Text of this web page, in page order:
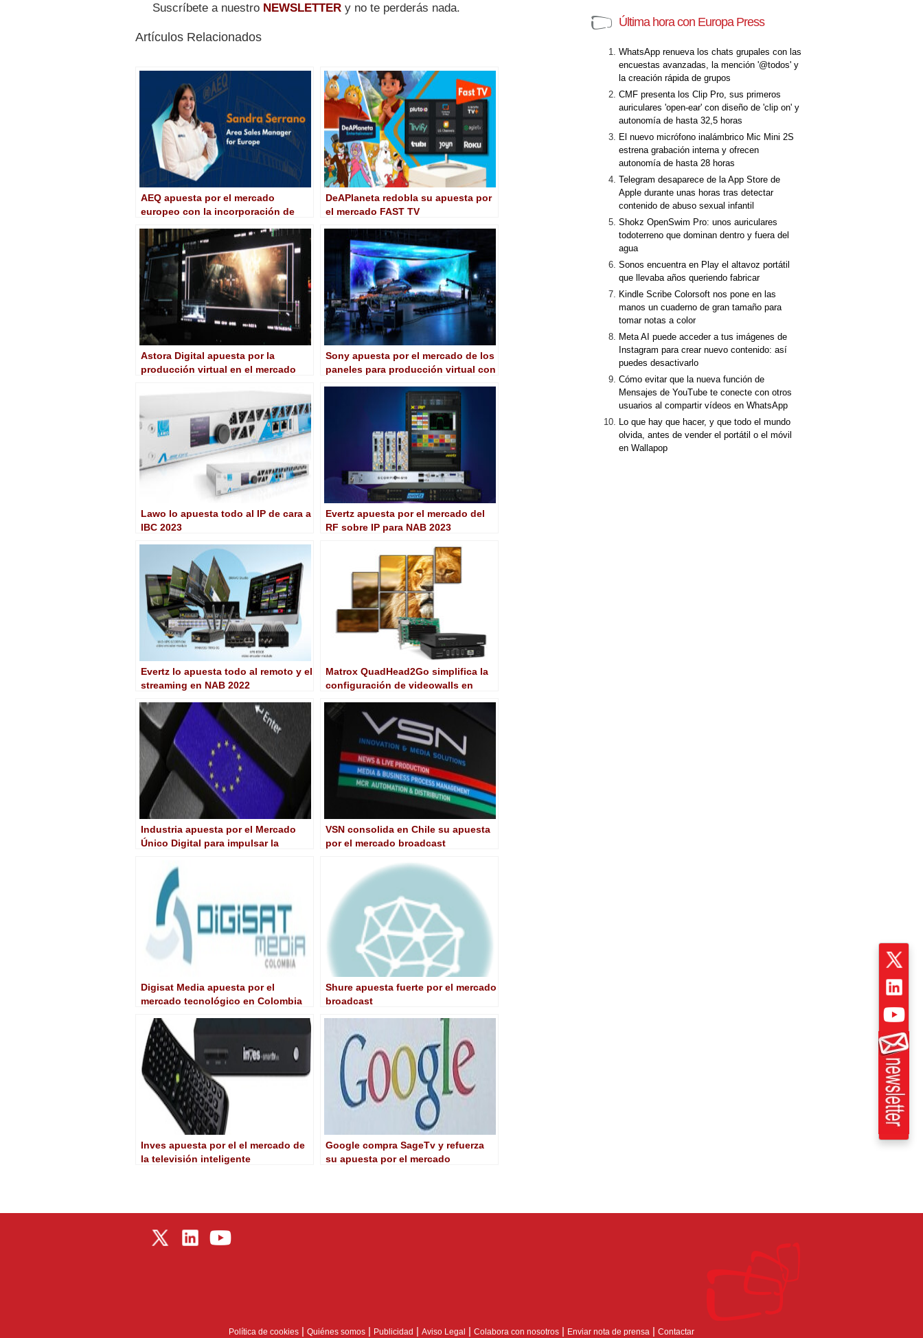
Suscríbete a nuestro NEWSLETTER y no te perderás nada.
Artículos Relacionados
AEQ apuesta por el mercado
europeo con la incorporación de
DeAPlaneta redobla su apuesta por
el mercado FAST TV
Astora Digital apuesta por la
producción virtual en el mercado
Sony apuesta por el mercado de los
paneles para producción virtual con
Lawo lo apuesta todo al IP de cara a
IBC 2023
Evertz apuesta por el mercado del
RF sobre IP para NAB 2023
Evertz lo apuesta todo al remoto y el
streaming en NAB 2022
Matrox QuadHead2Go simplifica la
configuración de videowalls en
Industria apuesta por el Mercado
Único Digital para impulsar la
VSN consolida en Chile su apuesta
por el mercado broadcast
Digisat Media apuesta por el
mercado tecnológico en Colombia
Shure apuesta fuerte por el mercado
broadcast
Inves apuesta por el el mercado de
la televisión inteligente
Google compra SageTv y refuerza
su apuesta por el mercado
Última hora con Europa Press
WhatsApp renueva los chats grupales con las
encuestas avanzadas, la mención '@todos' y
la creación rápida de grupos
CMF presenta los Clip Pro, sus primeros
auriculares 'open-ear' con diseño de 'clip on' y
autonomía de hasta 32,5 horas
El nuevo micrófono inalámbrico Mic Mini 2S
estrena grabación interna y ofrecen
autonomía de hasta 28 horas
Telegram desaparece de la App Store de
Apple durante unas horas tras detectar
contenido de abuso sexual infantil
Shokz OpenSwim Pro: unos auriculares
todoterreno que dominan dentro y fuera del
agua
Sonos encuentra en Play el altavoz portátil
que llevaba años queriendo fabricar
Kindle Scribe Colorsoft nos pone en las
manos un cuaderno de gran tamaño para
tomar notas a color
Meta AI puede acceder a tus imágenes de
Instagram para crear nuevo contenido: así
puedes desactivarlo
Cómo evitar que la nueva función de
Mensajes de YouTube te conecte con otros
usuarios al compartir vídeos en WhatsApp
Lo que hay que hacer, y que todo el mundo
olvida, antes de vender el portátil o el móvil
en Wallapop
Política de cookies | Quiénes somos | Publicidad | Aviso Legal | Colabora con nosotros | Enviar nota de prensa | Contactar